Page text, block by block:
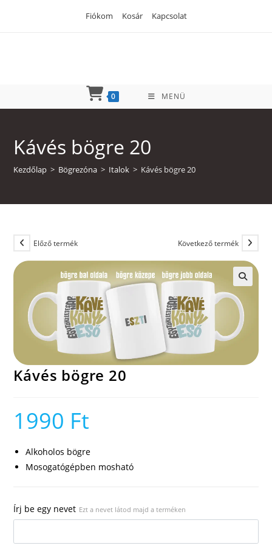
Fiókom Kosár Kapcsolat
0 MENÜ
Kávés bögre 20
Kezdőlap > Bögrezóna > Italok > Kávés bögre 20
Előző termék Következő termék
Kávés bögre 20
1990 Ft
Alkoholos bögre
Mosogatógépben mosható
Írj be egy nevet Ezt a nevet látod majd a terméken